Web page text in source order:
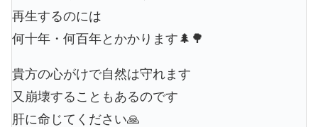
再生するのには
何十年・何百年とかかります🌲🌳
貴方の心がけで自然は守れます
又崩壊することもあるのです
肝に命じてください🙏